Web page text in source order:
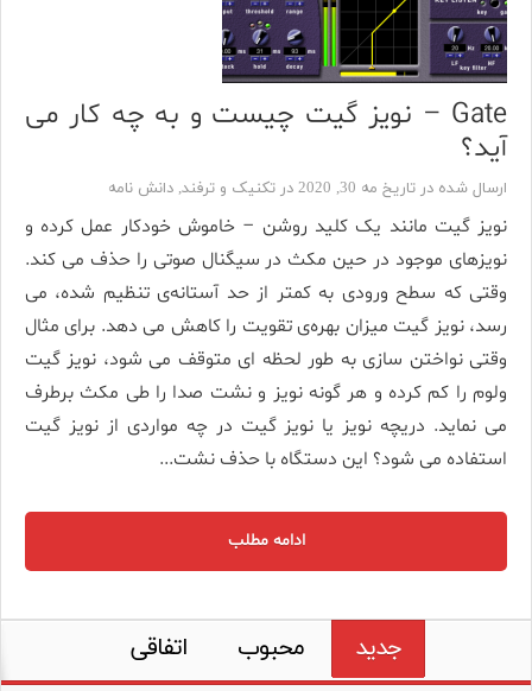
Gate – نویز گیت چیست و به چه کار می
آید؟
ارسال شده در تاریخ مه 30, 2020 در تکنیک و ترفند, دانش نامه
نویز گیت مانند یک کلید روشن – خاموش خودکار عمل کرده و
نویزهای موجود در حین مکث در سیگنال صوتی را حذف می کند.
وقتی که سطح ورودی به کمتر از حد آستانه‌ی تنظیم شده، می
رسد، نویز گیت میزان بهره‌ی تقویت را کاهش می دهد. برای مثال
وقتی نواختن سازی به طور لحظه ای متوقف می شود، نویز گیت
ولوم را کم کرده و هر گونه نویز و نشت صدا را طی مکث برطرف
می نماید. دریچه نویز یا نویز گیت در چه مواردی از نویز گیت
استفاده می شود؟ این دستگاه با حذف نشت...
ادامه مطلب
جدید محبوب اتفاقی